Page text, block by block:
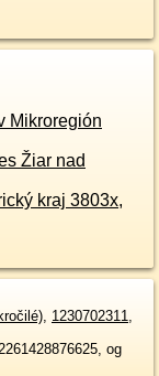
Mikroregión
Žiar nad
kraj 3803x,
, 1230702311,
og